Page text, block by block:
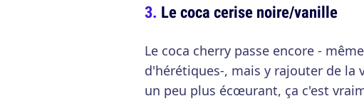
Le coca cerise noire/vanille
Le coca cherry passe encore -
d'hérétiques-, mais y rajouter de
un peu plus écœurant, ça c'est